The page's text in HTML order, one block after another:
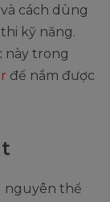
cách dùng
kỹ năng.
này trong
để nắm được
nguyên thể